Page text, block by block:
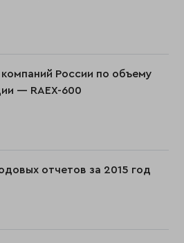
России по объему
— RAEX-600
отчетов за 2015 год